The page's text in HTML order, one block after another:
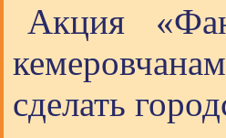
Акция
сделать